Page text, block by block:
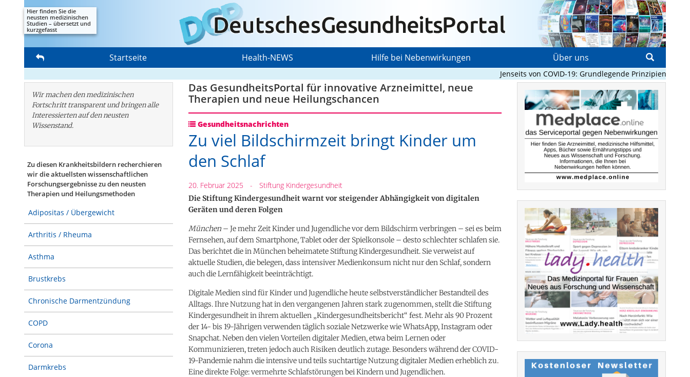
Hier finden Sie die
neusten medizinischen
Studien – übersetzt und
kurzgefasst
Startseite Health-NEWS Hilfe bei Nebenwirkungen Über uns
Jenseits von COVID-19: Grundlegende Prinzipien, die
Wir machen den medizinischen
Fortschritt transparent und bringen alle
Interessierten auf den neusten
Wissenstand.
Zu diesen Krankheitsbildern recherchieren
wir die aktuellsten wissenschaftlichen
Forschungs­ergebnisse zu den neusten
Therapien und Heilungsmethoden
Adipositas / Übergewicht
Arthritis / Rheuma
Asthma
Brustkrebs
Chronische Darmentzündung
COPD
Corona
Darmkrebs
Das GesundheitsPortal für innovative Arzneimittel, neue
Therapien und neue Heilungschancen
Gesundheitsnachrichten
Zu viel Bildschirmzeit bringt Kinder um
den Schlaf
20. Februar 2025 - Stiftung Kindergesundheit
Die Stiftung Kindergesundheit warnt vor steigender Abhängigkeit von digitalen
Geräten und deren Folgen
München– Je mehr Zeit Kinder und Jugendliche vor dem Bildschirm verbringen – sei es beim
Fernsehen, auf dem Smartphone, Tablet oder der Spielkonsole – desto schlechter schlafen sie.
Das berichtet die in München beheimatete Stiftung Kindergesundheit. Sie verweist auf
aktuelle Studien, die belegen, dass intensiver Medienkonsum nicht nur den Schlaf, sondern
auch die Lernfähigkeit beeinträchtigt.
Digitale Medien sind für Kinder und Jugendliche heute selbstverständlicher Bestandteil des
Alltags. Ihre Nutzung hat in den vergangenen Jahren stark zugenommen, stellt die Stiftung
Kindergesundheit in ihrem aktuellen „Kindergesundheitsbericht“ fest. Mehr als 90 Prozent
der 14- bis 19-Jährigen verwenden täglich soziale Netzwerke wie WhatsApp, Instagram oder
Snapchat. Neben den vielen Vorteilen digitaler Medien, etwa beim Lernen oder
Kommunizieren, treten jedoch auch Risiken deutlich zutage. Besonders während der COVID-
19-Pandemie nahm die intensive und teils suchtartige Nutzung digitaler Medien erheblich zu.
Eine direkte Folge: vermehrte Schlafstörungen bei Kindern und Jugendlichen.